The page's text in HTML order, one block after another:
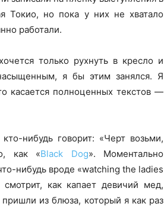
Токио, но пока у них не хватало
работали.
только рухнуть в кресло и
я бы этим занялся. Я
касается полноценных текстов —
нибудь говорит: «Черт возьми,
как «Black Dog». Моментально
нибудь вроде «watching the ladies
как капает девичий мед,
из блюза, который я как раз